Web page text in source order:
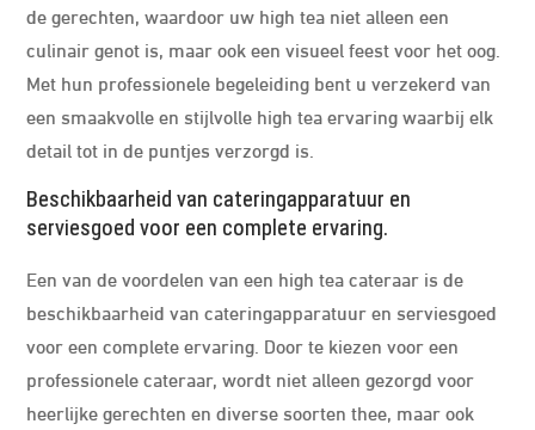
de gerechten, waardoor uw high tea niet alleen een
culinair genot is, maar ook een visueel feest voor het oog.
Met hun professionele begeleiding bent u verzekerd van
een smaakvolle en stijlvolle high tea ervaring waarbij elk
detail tot in de puntjes verzorgd is.
Beschikbaarheid van cateringapparatuur en
serviesgoed voor een complete ervaring.
Een van de voordelen van een high tea cateraar is de
beschikbaarheid van cateringapparatuur en serviesgoed
voor een complete ervaring. Door te kiezen voor een
professionele cateraar, wordt niet alleen gezorgd voor
heerlijke gerechten en diverse soorten thee, maar ook